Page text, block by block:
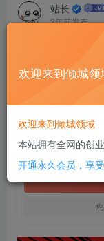
站长
2年前发布
此内容为付费资源
SVIP全站会员
欢迎来到倾城
欢迎来到倾城领域
本站拥有全网的创
开通永久会员，享